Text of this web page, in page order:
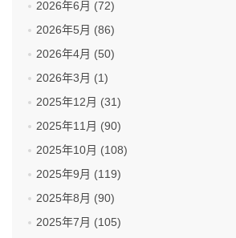
2026年6月 (72)
2026年5月 (86)
2026年4月 (50)
2026年3月 (1)
2025年12月 (31)
2025年11月 (90)
2025年10月 (108)
2025年9月 (119)
2025年8月 (90)
2025年7月 (105)